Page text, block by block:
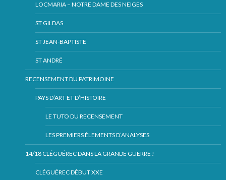
LOCMARIA – NOTRE DAME DES NEIGES
ST GILDAS
ST JEAN-BAPTISTE
ST ANDRÉ
RECENSEMENT DU PATRIMOINE
PAYS D’ART ET D’HISTOIRE
LE TUTO DU RECENSEMENT
LES PREMIERS ÉLEMENTS D’ANALYSES
14/18 CLÉGUÉREC DANS LA GRANDE GUERRE !
CLÉGUÉREC DÉBUT XXE